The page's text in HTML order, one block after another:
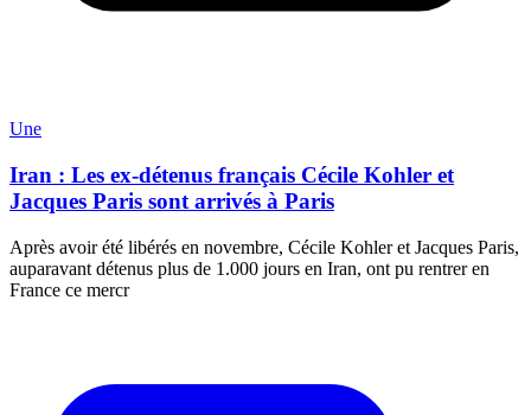
Une
Iran : Les ex-détenus français Cécile Kohler et
Jacques Paris sont arrivés à Paris
Après avoir été libérés en novembre, Cécile Kohler et Jacques Paris,
auparavant détenus plus de 1.000 jours en Iran, ont pu rentrer en
France ce mercr